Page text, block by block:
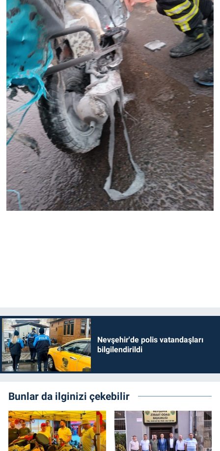
Nevşehir'de polis vatandaşları
bilgilendirildi
Bunlar da ilginizi çekebilir